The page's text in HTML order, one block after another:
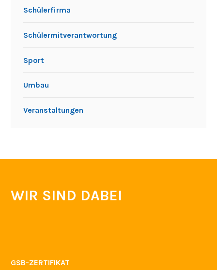
Schülerfirma
Schülermitverantwortung
Sport
Umbau
Veranstaltungen
WIR SIND DABEI
GSB-ZERTIFIKAT